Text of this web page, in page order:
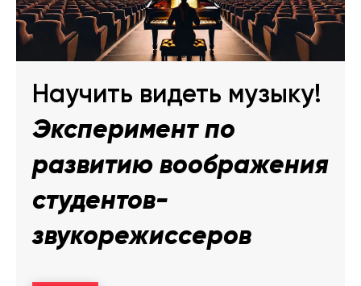
Научить видеть музыку!
Эксперимент по
развитию воображения
студентов-
звукорежиссеров